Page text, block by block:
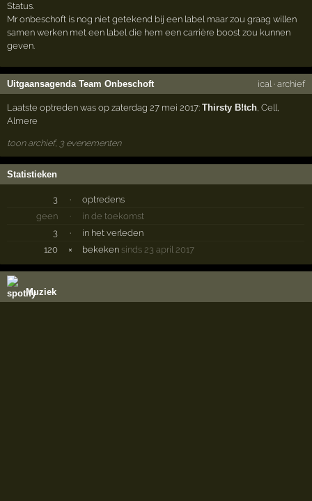
Status.
Mr onbeschoft is nog niet getekend bij een label maar zou graag willen
samen werken met een label die hem een carrière boost zou kunnen
geven.
Uitgaansagenda Team Onbeschoft ical · archief
Laatste optreden was op zaterdag 27 mei 2017:Thirsty B!tch,Cell,
Almere
toon archief, 3 evenementen
Statistieken
3 ·
optredens
geen
·
in de toekomst
3
·
in het verleden
120
× bekeken sinds 23 april 2017
Muziek